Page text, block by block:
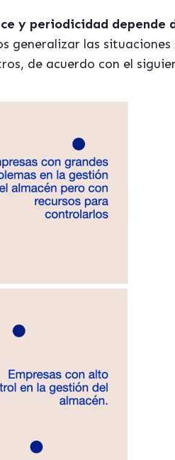
y periodicidad depende
generalizar las situaciones
de acuerdo con el